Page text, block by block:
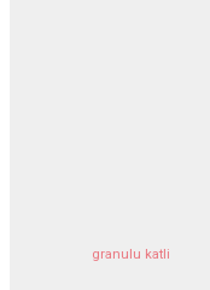
granulu katli